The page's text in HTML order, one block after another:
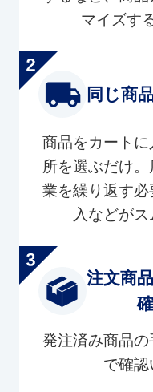
マイズす
同じ商
商品をカート
所を選ぶだけ
業を繰り返す
入などがス
注文商
発注済み商品
で確認